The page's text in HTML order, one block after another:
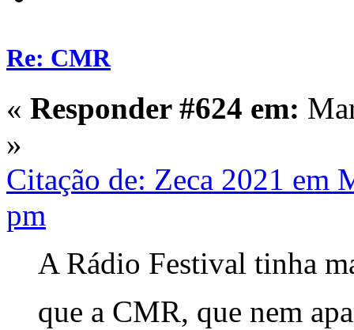
Re: CMR
« Responder #624 em:
»
Citação de: Zeca 2021 em
pm
A Rádio Festival tinha
que a CMR, que nem